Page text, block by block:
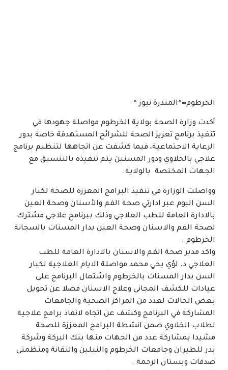
الخرطوم=^المندرة نيوز ^
أكدت وزارة الصحة بولاية الخرطوم مواصلة جهودها في
تنفيذ برنامج تعزيز الصحة للشرائح المستهدفة خاصة بدور
الرعاية الاجتماعية، فيما كشفت عن اتجاهها لتنظيم برنامج
علاجي بالخلاوي ودور المسنين يتم تنفيذه بالتنسيق مع
الجهات المختصة بالولاية.
وواصلت الوزارة في تنفيذ البرامج المعززة للصحة لكبار
السن اليوم عبر ادارتي صحة الفم والأسنان وصحة العين
بالادارة العامة للطب العلاجي وذلك ببرنامج علاجي مشترك
لصحة الفم والاسنان وصحة العين بدار المسنات بالسجانة
الخرطوم .
واكد مدير صحة الفم والاسنان بالادارة العامة للطب
العلاجي د. لؤي يحي محمد مواصلة الايام العلاجية لكبار
السن بدار المسنات بالخرطوم واشتمال البرنامج على
عيادات للكشف المجاني وعلاج الاسنان فضلا عن تحويل
بعض الحالات لعدد من المراكز الصحية والجامعات
المشاركة في البرنامج وكشف عن اتجاه لانفاذ برامج علاجية
لطلاب الخلاوي ضمن انشطة البرامج المعززة للصحة
مشيدا بمشاركة عدد من الجهات منها بنك البركة وشركة
بدر للطيران وجامعات الخرطوم والنيلين والتقانة ومنظمتي
صدقات وبستان الرحمة .